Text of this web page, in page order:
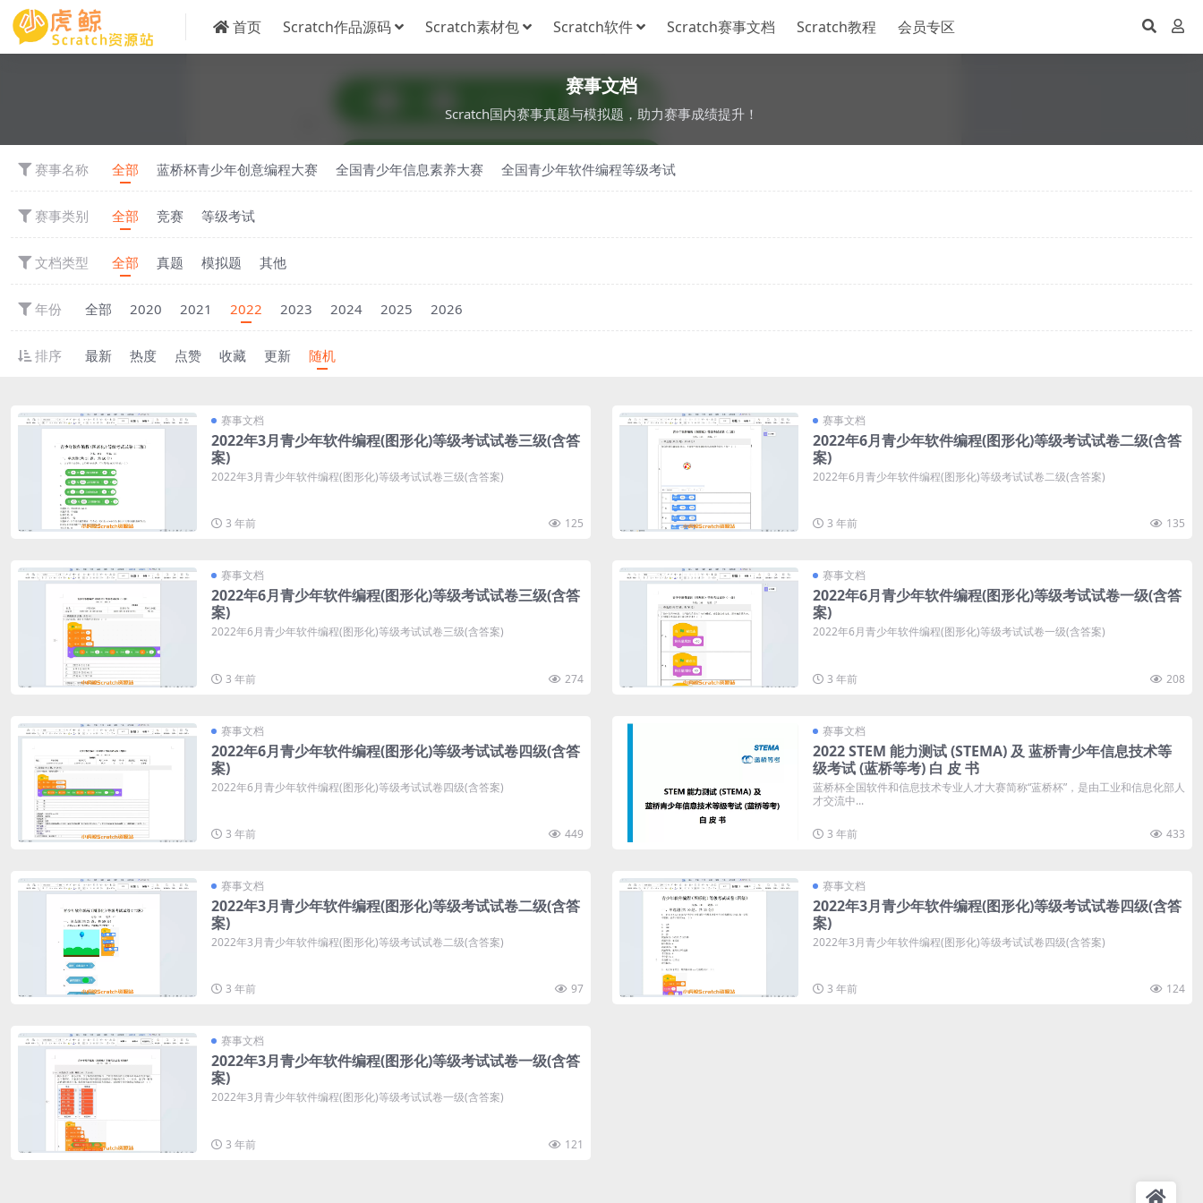
首页 Scratch作品源码 Scratch素材包 Scratch软件 Scratch赛事文档 Scratch教程 会员专区
赛事文档
Scratch国内赛事真题与模拟题，助力赛事成绩提升！
赛事名称 全部 蓝桥杯青少年创意编程大赛 全国青少年信息素养大赛 全国青少年软件编程等级考试
赛事类别 全部 竞赛 等级考试
文档类型 全部 真题 模拟题 其他
年份 全部 2020 2021 2022 2023 2024 2025 2026
排序 最新 热度 点赞 收藏 更新 随机
赛事文档
2022年3月青少年软件编程(图形化)等级考试试卷三级(含答
案)
2022年3月青少年软件编程(图形化)等级考试试卷三级(含答案)
3 年前 125
赛事文档
2022年6月青少年软件编程(图形化)等级考试试卷二级(含答
案)
2022年6月青少年软件编程(图形化)等级考试试卷二级(含答案)
3 年前 135
赛事文档
2022年6月青少年软件编程(图形化)等级考试试卷三级(含答
案)
2022年6月青少年软件编程(图形化)等级考试试卷三级(含答案)
3 年前 274
赛事文档
2022年6月青少年软件编程(图形化)等级考试试卷一级(含答
案)
2022年6月青少年软件编程(图形化)等级考试试卷一级(含答案)
3 年前 208
赛事文档
2022年6月青少年软件编程(图形化)等级考试试卷四级(含答
案)
2022年6月青少年软件编程(图形化)等级考试试卷四级(含答案)
3 年前 449
赛事文档
2022 STEM 能力测试 (STEMA) 及 蓝桥青少年信息技术等
级考试 (蓝桥等考) 白 皮 书
蓝桥杯全国软件和信息技术专业人才大赛简称“蓝桥杯”，是由工业和信息化部人
才交流中...
3 年前 433
赛事文档
2022年3月青少年软件编程(图形化)等级考试试卷二级(含答
案)
2022年3月青少年软件编程(图形化)等级考试试卷二级(含答案)
3 年前 97
赛事文档
2022年3月青少年软件编程(图形化)等级考试试卷四级(含答
案)
2022年3月青少年软件编程(图形化)等级考试试卷四级(含答案)
3 年前 124
赛事文档
2022年3月青少年软件编程(图形化)等级考试试卷一级(含答
案)
2022年3月青少年软件编程(图形化)等级考试试卷一级(含答案)
3 年前 121